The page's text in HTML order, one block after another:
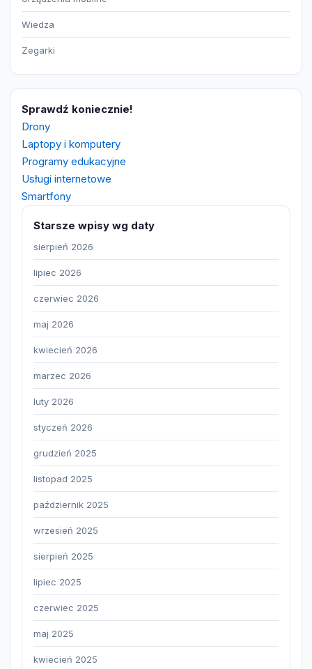
Wiedza
Zegarki
Sprawdź koniecznie!
Drony
Laptopy i komputery
Programy edukacyjne
Usługi internetowe
Smartfony
Starsze wpisy wg daty
sierpień 2026
lipiec 2026
czerwiec 2026
maj 2026
kwiecień 2026
marzec 2026
luty 2026
styczeń 2026
grudzień 2025
listopad 2025
październik 2025
wrzesień 2025
sierpień 2025
lipiec 2025
czerwiec 2025
maj 2025
kwiecień 2025